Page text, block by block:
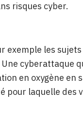
risques cyber.
exemple les
cyberattaque
en oxygène
pour laquelle des